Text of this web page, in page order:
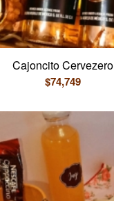
Cajoncito Cervezero
$74,749